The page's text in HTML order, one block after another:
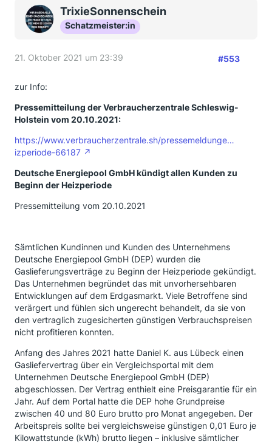
TrixieSonnenschein
Schatzmeister:in
21. Oktober 2021 um 23:39 #553
zur Info:
Pressemitteilung der Verbraucherzentrale Schleswig-
Holstein vom 20.10.2021:
https://www.verbraucherzentrale.sh/pressemeldunge…
izperiode-66187
Deutsche Energiepool GmbH kündigt allen Kunden zu
Beginn der Heizperiode
Pressemitteilung vom 20.10.2021
Sämtlichen Kundinnen und Kunden des Unternehmens
Deutsche Energiepool GmbH (DEP) wurden die
Gaslieferungsverträge zu Beginn der Heizperiode gekündigt.
Das Unternehmen begründet das mit unvorhersehbaren
Entwicklungen auf dem Erdgasmarkt. Viele Betroffene sind
verärgert und fühlen sich ungerecht behandelt, da sie von
den vertraglich zugesicherten günstigen Verbrauchspreisen
nicht profitieren konnten.
Anfang des Jahres 2021 hatte Daniel K. aus Lübeck einen
Gasliefervertrag über ein Vergleichsportal mit dem
Unternehmen Deutsche Energiepool GmbH (DEP)
abgeschlossen. Der Vertrag enthielt eine Preisgarantie für ein
Jahr. Auf dem Portal hatte die DEP hohe Grundpreise
zwischen 40 und 80 Euro brutto pro Monat angegeben. Der
Arbeitspreis sollte bei vergleichsweise günstigen 0,01 Euro je
Kilowattstunde (kWh) brutto liegen – inklusive sämtlicher